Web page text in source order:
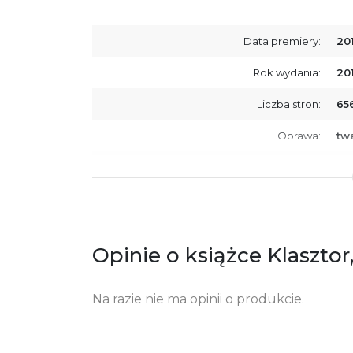
Data premiery:
Rok wydania:
Liczba stron:
Oprawa:
Opinie o książce
Na razie nie ma opinii o produkcie.